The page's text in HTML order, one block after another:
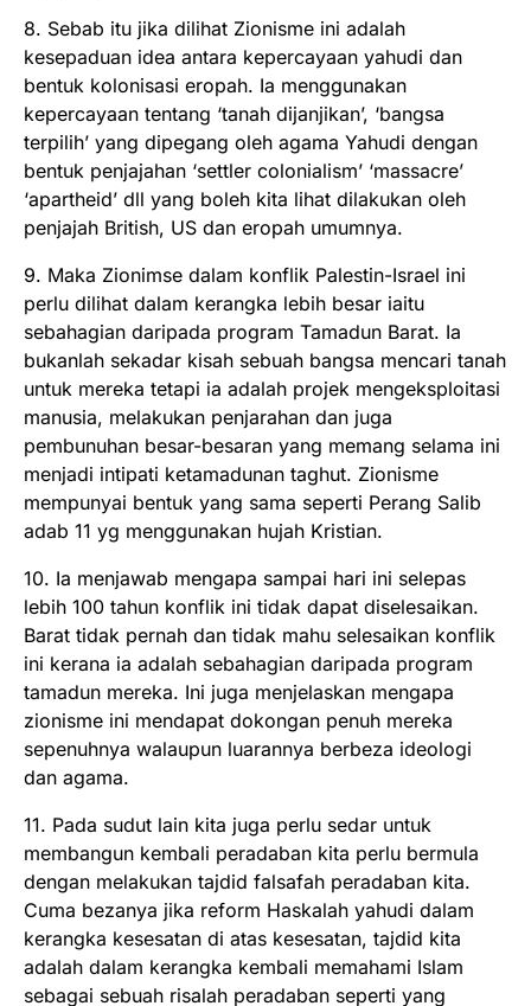
8. Sebab itu jika dilihat Zionisme ini adalah
kesepaduan idea antara kepercayaan yahudi dan
bentuk kolonisasi eropah. Ia menggunakan
kepercayaan tentang ‘tanah dijanjikan’, ‘bangsa
terpilih’ yang dipegang oleh agama Yahudi dengan
bentuk penjajahan ‘settler colonialism’ ‘massacre’
‘apartheid’ dll yang boleh kita lihat dilakukan oleh
penjajah British, US dan eropah umumnya.
9. Maka Zionimse dalam konflik Palestin-Israel ini
perlu dilihat dalam kerangka lebih besar iaitu
sebahagian daripada program Tamadun Barat. Ia
bukanlah sekadar kisah sebuah bangsa mencari tanah
untuk mereka tetapi ia adalah projek mengeksploitasi
manusia, melakukan penjarahan dan juga
pembunuhan besar-besaran yang memang selama ini
menjadi intipati ketamadunan taghut. Zionisme
mempunyai bentuk yang sama seperti Perang Salib
adab 11 yg menggunakan hujah Kristian.
10. Ia menjawab mengapa sampai hari ini selepas
lebih 100 tahun konflik ini tidak dapat diselesaikan.
Barat tidak pernah dan tidak mahu selesaikan konflik
ini kerana ia adalah sebahagian daripada program
tamadun mereka. Ini juga menjelaskan mengapa
zionisme ini mendapat dokongan penuh mereka
sepenuhnya walaupun luarannya berbeza ideologi
dan agama.
11. Pada sudut lain kita juga perlu sedar untuk
membangun kembali peradaban kita perlu bermula
dengan melakukan tajdid falsafah peradaban kita.
Cuma bezanya jika reform Haskalah yahudi dalam
kerangka kesesatan di atas kesesatan, tajdid kita
adalah dalam kerangka kembali memahami Islam
sebagai sebuah risalah peradaban seperti yang